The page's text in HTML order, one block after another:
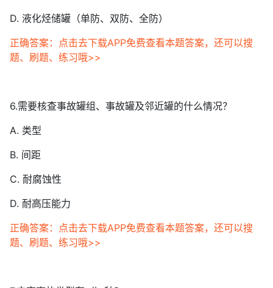
D. 液化烃储罐（单防、双防、全防）
正确答案：点击去下载APP免费查看本题答案，还可以搜
题、刷题、练习哦>>
6.需要核查事故罐组、事故罐及邻近罐的什么情况？
A. 类型
B. 间距
C. 耐腐蚀性
D. 耐高压能力
正确答案：点击去下载APP免费查看本题答案，还可以搜
题、刷题、练习哦>>